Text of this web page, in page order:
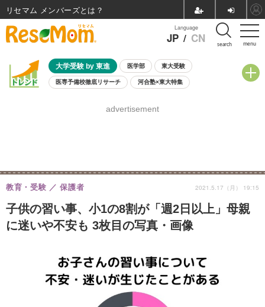
menu
Language
JP / CN search
大学受験 by 東進 医学部 東大受験
医専予備校徹底リサーチ 河合塾×東大特集
8月開催学校説明会・相談会
advertisement
子供の習い事、小1の8割が「週2日以上」母親
に迷いや不安も 3枚目の写真・画像
教育・受験 保護者 2021.5.17（月） 19:15
リセマム メンバーズ